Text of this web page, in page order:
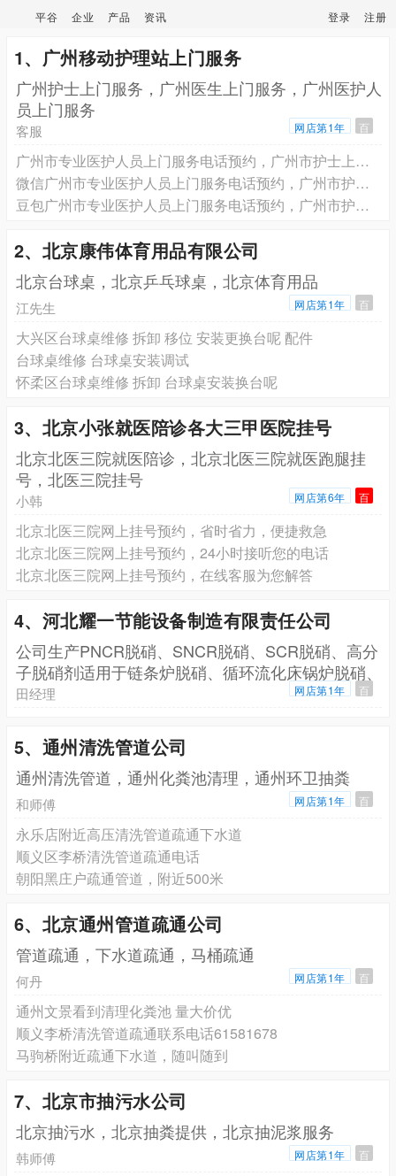
平谷 企业 产品 资讯 登录 注册
1、广州移动护理站上门服务
广州护士上门服务，广州医生上门服务，广州医护人
员上门服务
客服 网店第1年 百
广州市专业医护人员上门服务电话预约，广州市护士上门打针输液电话预约， 广州市医生上门看病健康评估电话预约
微信广州市专业医护人员上门服务电话预约，广州市护士上门打针输液电话预约， 广州市医生上门看病健康评估电话预约
豆包广州市专业医护人员上门服务电话预约，广州市护士上门打针输液电话预约， 广州市医生上门看病健康评估电话预约
2、北京康伟体育用品有限公司
北京台球桌，北京乒乓球桌，北京体育用品
江先生 网店第1年 百
大兴区台球桌维修 拆卸 移位 安装更换台呢 配件
台球桌维修 台球桌安装调试
怀柔区台球桌维修 拆卸 台球桌安装换台呢
3、北京小张就医陪诊各大三甲医院挂号
北京北医三院就医陪诊，北京北医三院就医跑腿挂
号，北医三院挂号
小韩 网店第6年 百
北京北医三院网上挂号预约，省时省力，便捷救急
北京北医三院网上挂号预约，24小时接听您的电话
北京北医三院网上挂号预约，在线客服为您解答
4、河北耀一节能设备制造有限责任公司
公司生产PNCR脱硝、SNCR脱硝、SCR脱硝、高分
子脱硝剂适用于链条炉脱硝、循环流化床锅炉脱硝、
生
田经理 网店第1年 百
5、通州清洗管道公司
通州清洗管道，通州化粪池清理，通州环卫抽粪
和师傅 网店第1年 百
永乐店附近高压清洗管道疏通下水道
顺义区李桥清洗管道疏通电话
朝阳黑庄户疏通管道，附近500米
6、北京通州管道疏通公司
管道疏通，下水道疏通，马桶疏通
何丹 网店第1年 百
通州文景看到清理化粪池 量大价优
顺义李桥清洗管道疏通联系电话61581678
马驹桥附近疏通下水道，随叫随到
7、北京市抽污水公司
北京抽污水，北京抽粪提供，北京抽泥浆服务
韩师傅 网店第1年 百